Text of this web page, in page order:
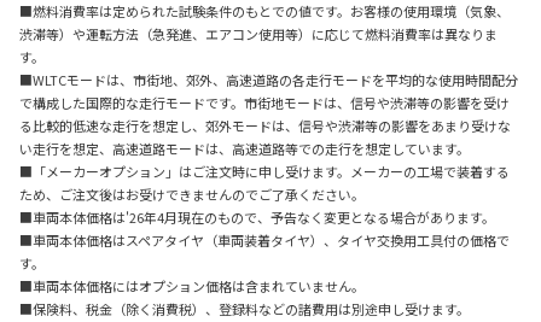
■燃料消費率は定められた試験条件のもとでの値です。お客様の使用環境（気象、
渋滞等）や運転方法（急発進、エアコン使用等）に応じて燃料消費率は異なりま
す。
■WLTCモードは、市街地、郊外、高速道路の各走行モードを平均的な使用時間配分
で構成した国際的な走行モードです。市街地モードは、信号や渋滞等の影響を受け
る比較的低速な走行を想定し、郊外モードは、信号や渋滞等の影響をあまり受けな
い走行を想定、高速道路モードは、高速道路等での走行を想定しています。
■「メーカーオプション」はご注文時に申し受けます。メーカーの工場で装着する
ため、ご注文後はお受けできませんのでご了承ください。
■車両本体価格は'26年4月現在のもので、予告なく変更となる場合があります。
■車両本体価格はスペアタイヤ（車両装着タイヤ）、タイヤ交換用工具付の価格で
す。
■車両本体価格にはオプション価格は含まれていません。
■保険料、税金（除く消費税）、登録料などの諸費用は別途申し受けます。